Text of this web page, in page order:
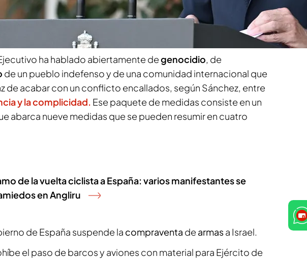
en Europa la oposición contralos ataques y las acciones de
ha hablado abiertamente degenocidio, de
de un pueblo indefenso y de una comunidad internacional que
de acabar con un conflicto encallados, según Sánchez, entre
y la complicidad. Ese paquete de medidas consiste en un
abarca nueve medidas que se pueden resumir en cuatro
de la vuelta ciclista a España: varios manifestantes se
en Angliru
de España suspende la compraventa de armasa Israel.
el paso de barcos y aviones con material para Ejército de